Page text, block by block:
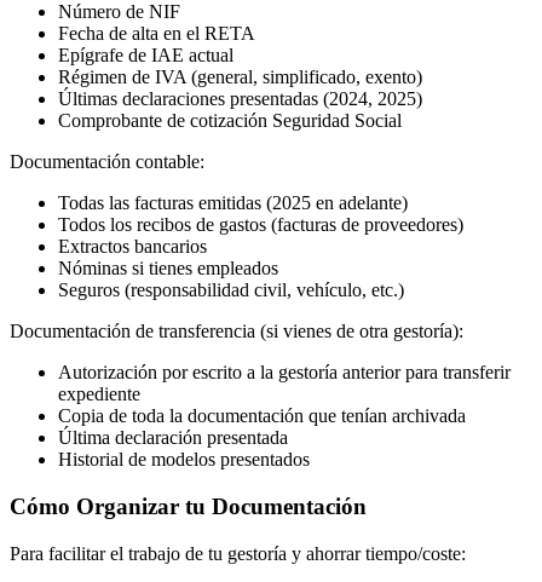
Número de NIF
Fecha de alta en el RETA
Epígrafe de IAE actual
Régimen de IVA (general, simplificado, exento)
Últimas declaraciones presentadas (2024, 2025)
Comprobante de cotización Seguridad Social
Documentación contable:
Todas las facturas emitidas (2025 en adelante)
Todos los recibos de gastos (facturas de proveedores)
Extractos bancarios
Nóminas si tienes empleados
Seguros (responsabilidad civil, vehículo, etc.)
Documentación de transferencia (si vienes de otra gestoría):
Autorización por escrito a la gestoría anterior para transferir
expediente
Copia de toda la documentación que tenían archivada
Última declaración presentada
Historial de modelos presentados
Cómo Organizar tu Documentación
Para facilitar el trabajo de tu gestoría y ahorrar tiempo/coste: